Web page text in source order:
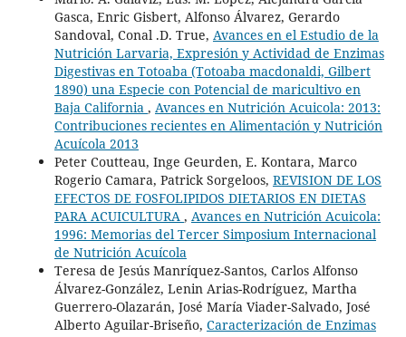
Gasca, Enric Gisbert, Alfonso Álvarez, Gerardo
Sandoval, Conal .D. True, Avances en el Estudio de la
Nutrición Larvaria, Expresión y Actividad de Enzimas
Digestivas en Totoaba (Totoaba macdonaldi, Gilbert
1890) una Especie con Potencial de maricultivo en
Baja California , Avances en Nutrición Acuicola: 2013:
Contribuciones recientes en Alimentación y Nutrición
Acuícola 2013
Peter Coutteau, Inge Geurden, E. Kontara, Marco
Rogerio Camara, Patrick Sorgeloos, REVISION DE LOS
EFECTOS DE FOSFOLIPIDOS DIETARIOS EN DIETAS
PARA ACUICULTURA , Avances en Nutrición Acuicola:
1996: Memorias del Tercer Simposium Internacional
de Nutrición Acuícola
Teresa de Jesús Manríquez-Santos, Carlos Alfonso
Álvarez-González, Lenin Arias-Rodríguez, Martha
Guerrero-Olazarán, José María Viader-Salvado, José
Alberto Aguilar-Briseño, Caracterización de Enzimas